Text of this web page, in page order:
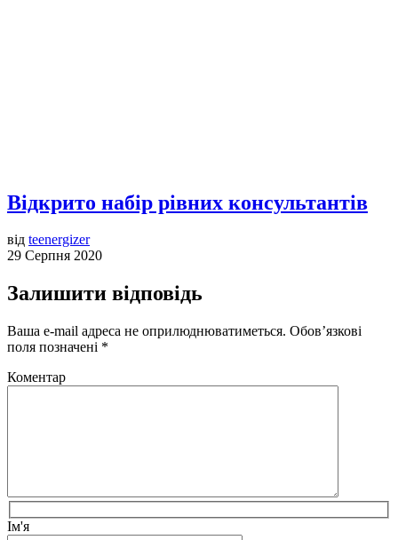
Відкрито набір рівних консультантів
від teenergizer
29 Серпня 2020
Залишити відповідь
Ваша e-mail адреса не оприлюднюватиметься. Обов’язкові
поля позначені *
Коментар
Ім'я